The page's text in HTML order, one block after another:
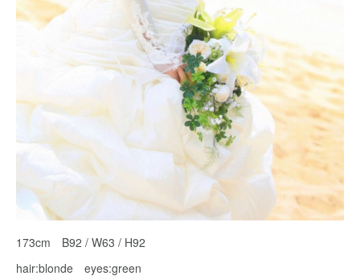
173cm B92 / W63 / H92
hair:blonde eyes:green